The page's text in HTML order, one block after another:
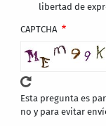
libertad de
CAPTCHA
Esta pregunta es
no y para evitar